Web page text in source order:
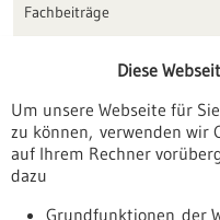
Fachbeiträge
Veranstaltungen
Erscheinungsdatum
Diese
Um unsere Webseite für
zu können, verwenden wir
auf Ihrem Rechner
dazu
Grundfunktionen der